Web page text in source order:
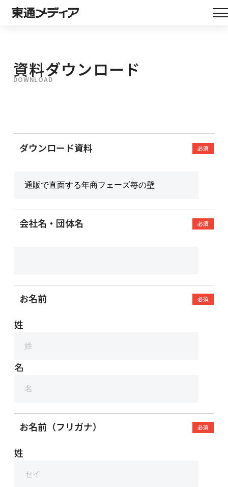
資料ダウンロード
DOWNLOAD
ダウンロード資料 必須
会社名・団体名 必須
お名前 必須
姓
名
お名前（フリガナ） 必須
姓